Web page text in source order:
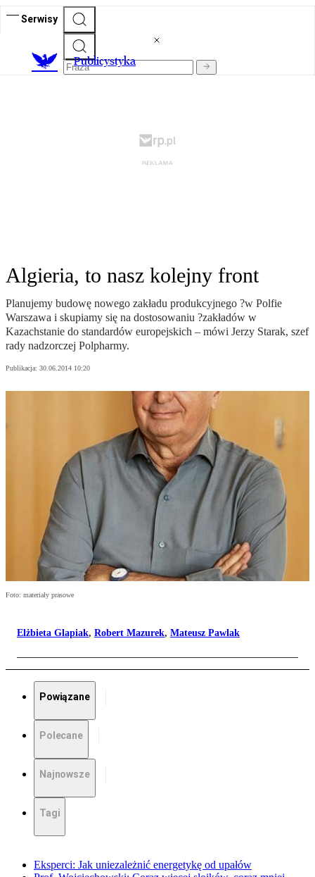
Serwisy
Publicystyka
Algieria, to nasz kolejny front
Planujemy budowę nowego zakładu produkcyjnego ?w Polfie
Warszawa i skupiamy się na dostosowaniu ?zakładów w
Kazachstanie do standardów europejskich – mówi Jerzy Starak, szef
rady nadzorczej Polpharmy.
Publikacja: 30.06.2014 10:20
Foto: materiały prasowe
Elżbieta Glapiak, Robert Mazurek, Mateusz Pawlak
Powiązane
Polecane
Najnowsze
Tagi
Eksperci: Jak uniezależnić energetykę od upałów